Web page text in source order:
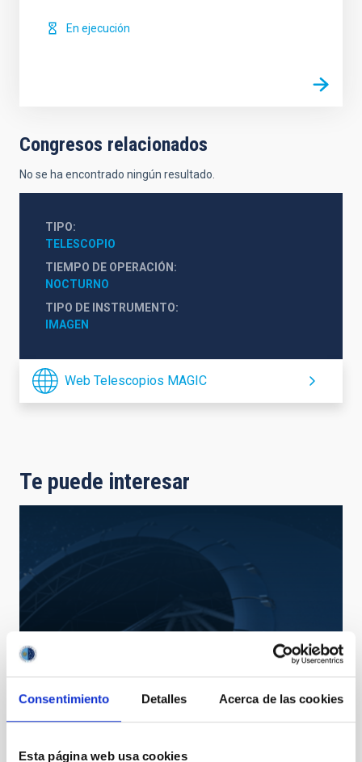
Consentimiento Detalles Acerca de las cookies
Esta página web usa cookies
En ejecución
Congresos relacionados
No se ha encontrado ningún resultado.
TIPO
TELESCOPIO
TIEMPO DE OPERACIÓN
NOCTURNO
TIPO DE INSTRUMENTO
IMAGEN
Web Telescopios MAGIC
Te puede interesar
Thirty Meter Telescope